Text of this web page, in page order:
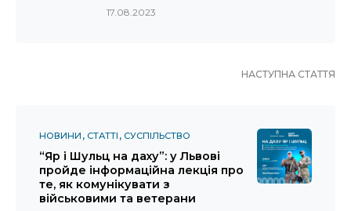
17.08.2023
НАСТУПНА СТАТТЯ
НОВИНИ СТАТТІ СУСПІЛЬСТВО
“Яр і Шульц на даху”: у Львові
пройде інформаційна лекція про
те, як комунікувати з
військовими та ветерани